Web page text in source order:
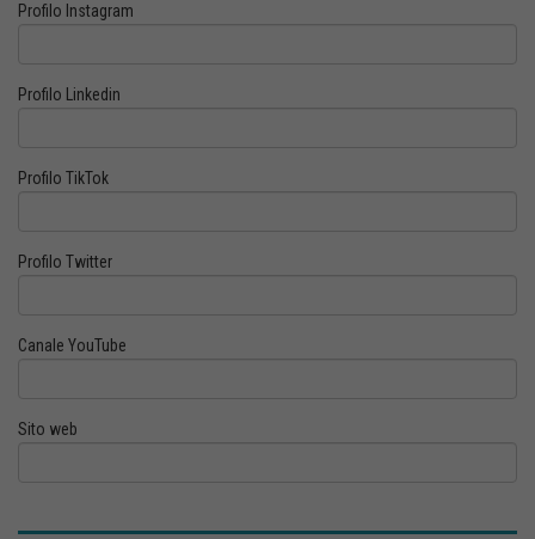
Profilo Instagram
Profilo Linkedin
Profilo TikTok
Profilo Twitter
Canale YouTube
Sito web